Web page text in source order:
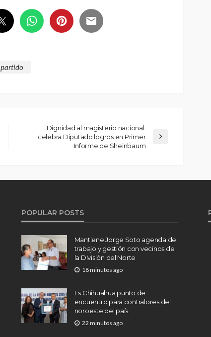
partido
Dignidad al magisterio nacional:
celebra Diputado logros en Primer
Informe de Sheinbaum
POPULAR POSTS
Mantiene Jorge Soto agenda de
trabajo y gestión con vecinos de
la División del Norte
18 minutos ago
Es Chihuahua punto de
encuentro para contralores del
noroeste del país
22 minutos ago